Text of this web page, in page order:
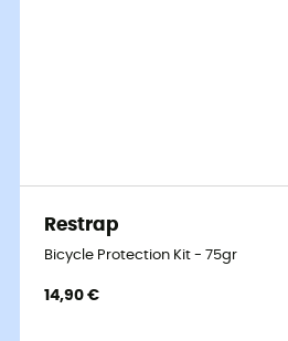
Restrap
Bicycle Protection Kit - 75gr
14,90 €